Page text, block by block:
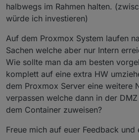
halbwegs im Rahmen halten.
würde ich investieren)
Auf dem Proxmox System laufen
Sachen welche aber nur Intern
Wie sollte man da am besten
komplett auf eine extra HW
dem Proxmox Server eine weitere
verpassen welche dann in der
dem Container zuweisen?
Freue mich auf euer Feedback und